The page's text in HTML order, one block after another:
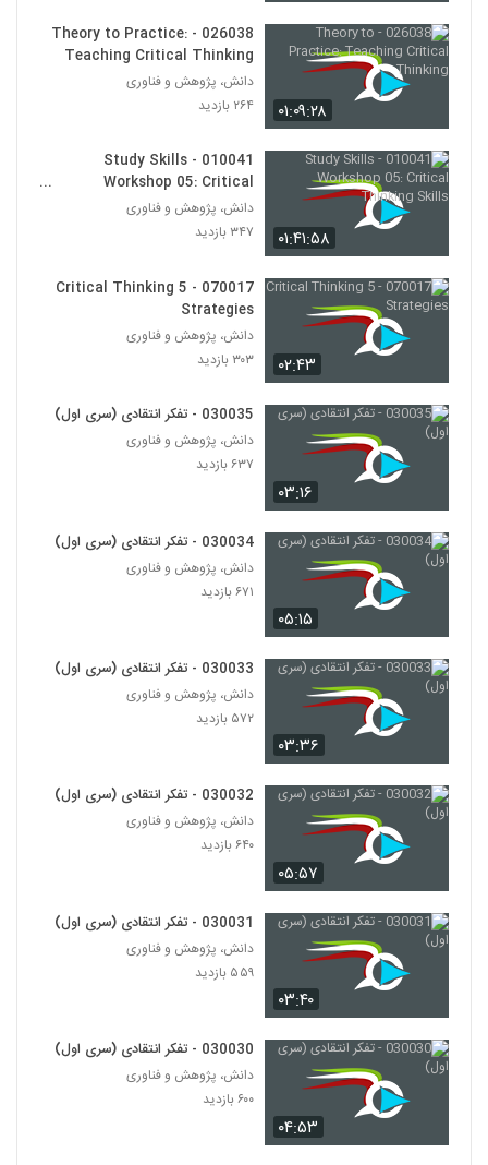
030039 - نظریه انتخاب عقلانی
32
33
030041 - نظریه انتخاب عقلانی
۵۰۲ بازدید
030029 - تفکر انتقادی (سری اول)
35
030030 - تفکر انتقادی (سری اول)
۶۰۰ بازدید
030031 - تفکر انتقادی (سری اول)
۵۵۹ بازدید
030032 - تفکر انتقادی (سری اول)
38
030033 - تفکر انتقادی (سری اول)
030034 - تفکر انتقادی (سری اول)
۶۷۱ بازدید
030035 - تفکر انتقادی (سری اول)
41
030036 - نظریه انتخاب عقلانی
030042 - نظریه دانش
030043 - نظریه دانش
۴۸۷ بازدید
۰۱:۰۹:۲۸
026038 - Theory to Practice:
Teaching Critical Thinking
دانش، پژوهش و فناوری
۲۶۴ بازدید
۰۱:۴۱:۵۸
010041 - Study Skills
Workshop 05: Critical
Thinking Skills
دانش، پژوهش و فناوری
۳۴۷ بازدید
۰۲:۴۳
070017 - 5 Critical Thinking
Strategies
دانش، پژوهش و فناوری
۳۰۳ بازدید
۰۳:۱۶
030035 - تفکر انتقادی (سری اول)
دانش، پژوهش و فناوری
۶۳۷ بازدید
۰۵:۱۵
030034 - تفکر انتقادی (سری اول)
دانش، پژوهش و فناوری
۶۷۱ بازدید
۰۳:۳۶
030033 - تفکر انتقادی (سری اول)
دانش، پژوهش و فناوری
۵۷۲ بازدید
۰۵:۵۷
030032 - تفکر انتقادی (سری اول)
دانش، پژوهش و فناوری
۶۴۰ بازدید
۰۳:۴۰
030031 - تفکر انتقادی (سری اول)
دانش، پژوهش و فناوری
۵۵۹ بازدید
۰۴:۵۳
030030 - تفکر انتقادی (سری اول)
دانش، پژوهش و فناوری
۶۰۰ بازدید